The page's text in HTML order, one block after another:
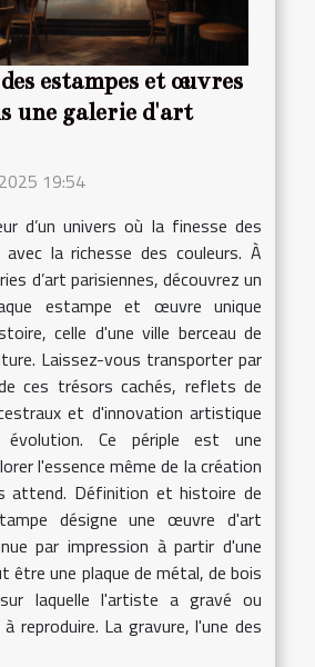
estampes et œuvres
une galerie d'art
19:54
d’un univers où la finesse des
avec la richesse des couleurs. À
d’art parisiennes, découvrez un
estampe et œuvre unique
celle d'une ville berceau de
Laissez-vous transporter par
ces trésors cachés, reflets de
et d'innovation artistique
Ce périple est une
l'essence même de la création
attend. Définition et histoire de
désigne une œuvre d'art
par impression à partir d'une
être une plaque de métal, de bois
laquelle l'artiste a gravé ou
reproduire. La gravure, l'une des